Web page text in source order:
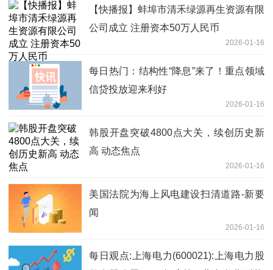
【快播报】蚌埠市清禾绿源再生资源有限
公司成立 注册资本50万人民币
2026-01-16
每日热门：结构性“降息”来了！重点领域
信贷投放迎来利好
2026-01-16
韩股开盘突破4800点大关，续创历史新
高 动态焦点
2026-01-16
美国法院为海上风电建设扫清道路-新要
闻
2026-01-16
每日观点:上海电力(600021):上海电力股